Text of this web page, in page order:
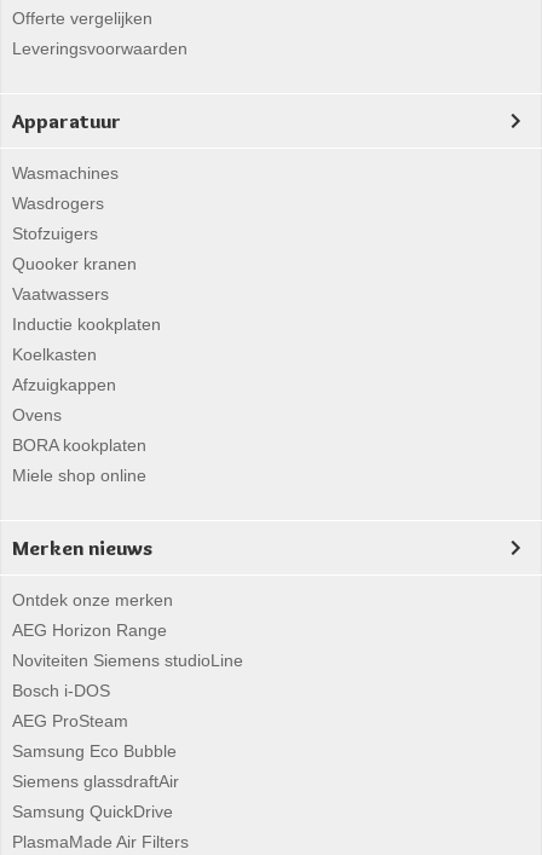
Offerte vergelijken
Leveringsvoorwaarden
Apparatuur
Wasmachines
Wasdrogers
Stofzuigers
Quooker kranen
Vaatwassers
Inductie kookplaten
Koelkasten
Afzuigkappen
Ovens
BORA kookplaten
Miele shop online
Merken nieuws
Ontdek onze merken
AEG Horizon Range
Noviteiten Siemens studioLine
Bosch i-DOS
AEG ProSteam
Samsung Eco Bubble
Siemens glassdraftAir
Samsung QuickDrive
PlasmaMade Air Filters